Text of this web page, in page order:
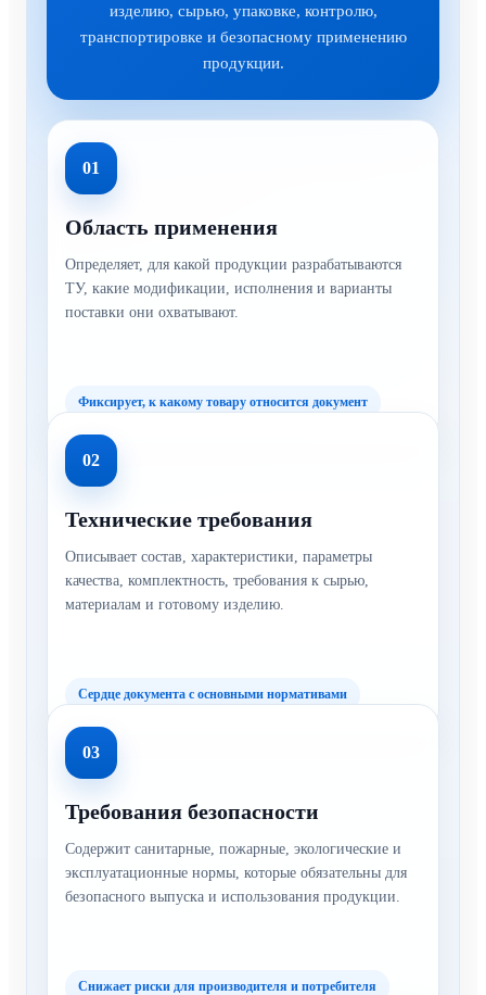
изделию, сырью, упаковке, контролю,
транспортировке и безопасному применению
продукции.
01
Область применения
Определяет, для какой продукции разрабатываются
ТУ, какие модификации, исполнения и варианты
поставки они охватывают.
Фиксирует, к какому товару относится документ
02
Технические требования
Описывает состав, характеристики, параметры
качества, комплектность, требования к сырью,
материалам и готовому изделию.
Сердце документа с основными нормативами
03
Требования безопасности
Содержит санитарные, пожарные, экологические и
эксплуатационные нормы, которые обязательны для
безопасного выпуска и использования продукции.
Снижает риски для производителя и потребителя